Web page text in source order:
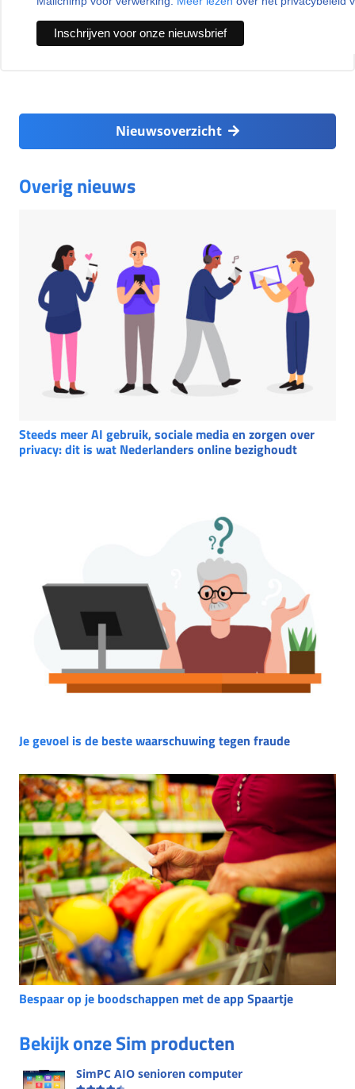
Nieuwsoverzicht
Overig nieuws
Steeds meer AI gebruik, sociale media en zorgen over
privacy: dit is wat Nederlanders online bezighoudt
Je gevoel is de beste waarschuwing tegen fraude
Bespaar op je boodschappen met de app Spaartje
Bekijk onze Sim producten
SimPC AIO senioren computer